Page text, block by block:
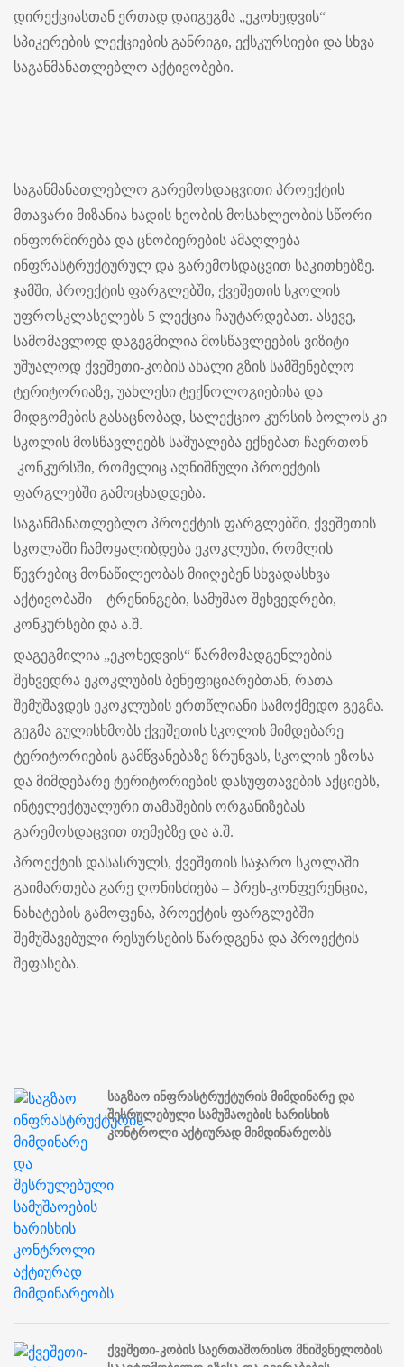
დირექციასთან ერთად დაიგეგმა „ეკოხედვის“
სპიკერების ლექციების განრიგი, ექსკურსიები და სხვა
საგანმანათლებლო აქტივობები.
საგანმანათლებლო გარემოსდაცვითი პროექტის
მთავარი მიზანია ხადის ხეობის მოსახლეობის სწორი
ინფორმირება და ცნობიერების ამაღლება
ინფრასტრუქტურულ და გარემოსდაცვით საკითხებზე.
ჯამში, პროექტის ფარგლებში, ქვეშეთის სკოლის
უფროსკლასელებს 5 ლექცია ჩაუტარდებათ. ასევე,
სამომავლოდ დაგეგმილია მოსწავლეების ვიზიტი
უშუალოდ ქვეშეთი-კობის ახალი გზის სამშენებლო
ტერიტორიაზე, უახლესი ტექნოლოგიებისა და
მიდგომების გასაცნობად, სალექციო კურსის ბოლოს კი
სკოლის მოსწავლეებს საშუალება ექნებათ ჩაერთონ
კონკურსში, რომელიც აღნიშნული პროექტის
ფარგლებში გამოცხადდება.
საგანმანათლებლო პროექტის ფარგლებში, ქვეშეთის
სკოლაში ჩამოყალიბდება ეკოკლუბი, რომლის
წევრებიც მონაწილეობას მიიღებენ სხვადასხვა
აქტივობაში – ტრენინგები, სამუშაო შეხვედრები,
კონკურსები და ა.შ.
დაგეგმილია „ეკოხედვის“ წარმომადგენლების
შეხვედრა ეკოკლუბის ბენეფიციარებთან, რათა
შემუშავდეს ეკოკლუბის ერთწლიანი სამოქმედო გეგმა.
გეგმა გულისხმობს ქვეშეთის სკოლის მიმდებარე
ტერიტორიების გამწვანებაზე ზრუნვას, სკოლის ეზოსა
და მიმდებარე ტერიტორიების დასუფთავების აქციებს,
ინტელექტუალური თამაშების ორგანიზებას
გარემოსდაცვით თემებზე და ა.შ.
პროექტის დასასრულს, ქვეშეთის საჯარო სკოლაში
გაიმართება გარე ღონისძიება – პრეს-კონფერენცია,
ნახატების გამოფენა, პროექტის ფარგლებში
შემუშავებული რესურსების წარდგენა და პროექტის
შეფასება.
საგზაო ინფრასტრუქტურის მიმდინარე და
შესრულებული სამუშაოების ხარისხის
კონტროლი აქტიურად მიმდინარეობს
ქვეშეთი-კობის საერთაშორისო მნიშვნელობის